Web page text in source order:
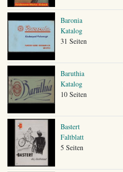
Baronia
Katalog
31 Seiten
Baruthia
Katalog
10 Seiten
Bastert
Faltblatt
5 Seiten